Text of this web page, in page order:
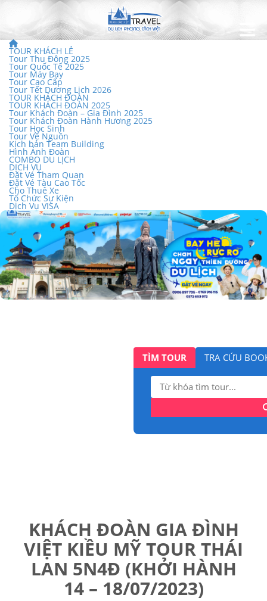
TOUR KHÁCH LẺ
Tour Thu Đông 2025
Tour Quốc Tế 2025
Tour Máy Bay
Tour Cao Cấp
Tour Tết Dương Lịch 2026
TOUR KHÁCH ĐOÀN
TOUR KHÁCH ĐOÀN 2025
Tour Khách Đoàn – Gia Đình 2025
Tour Khách Đoàn Hành Hương 2025
Tour Học Sinh
Tour Về Nguồn
Kịch bản Team Building
Hình Ảnh Đoàn
COMBO DU LỊCH
DỊCH VỤ
Đặt Vé Tham Quan
Đặt Vé Tàu Cao Tốc
Cho Thuê Xe
Tổ Chức Sự Kiện
Dịch Vụ VISA
TÌM TOUR TRA CỨU
Tìm
kiếm:
KHÁCH ĐOÀN GIA ĐÌNH
VIỆT KIỀU MỸ TOUR THÁI
LAN 5N4Đ (KHỞI HÀNH
14 – 18/07/2023)